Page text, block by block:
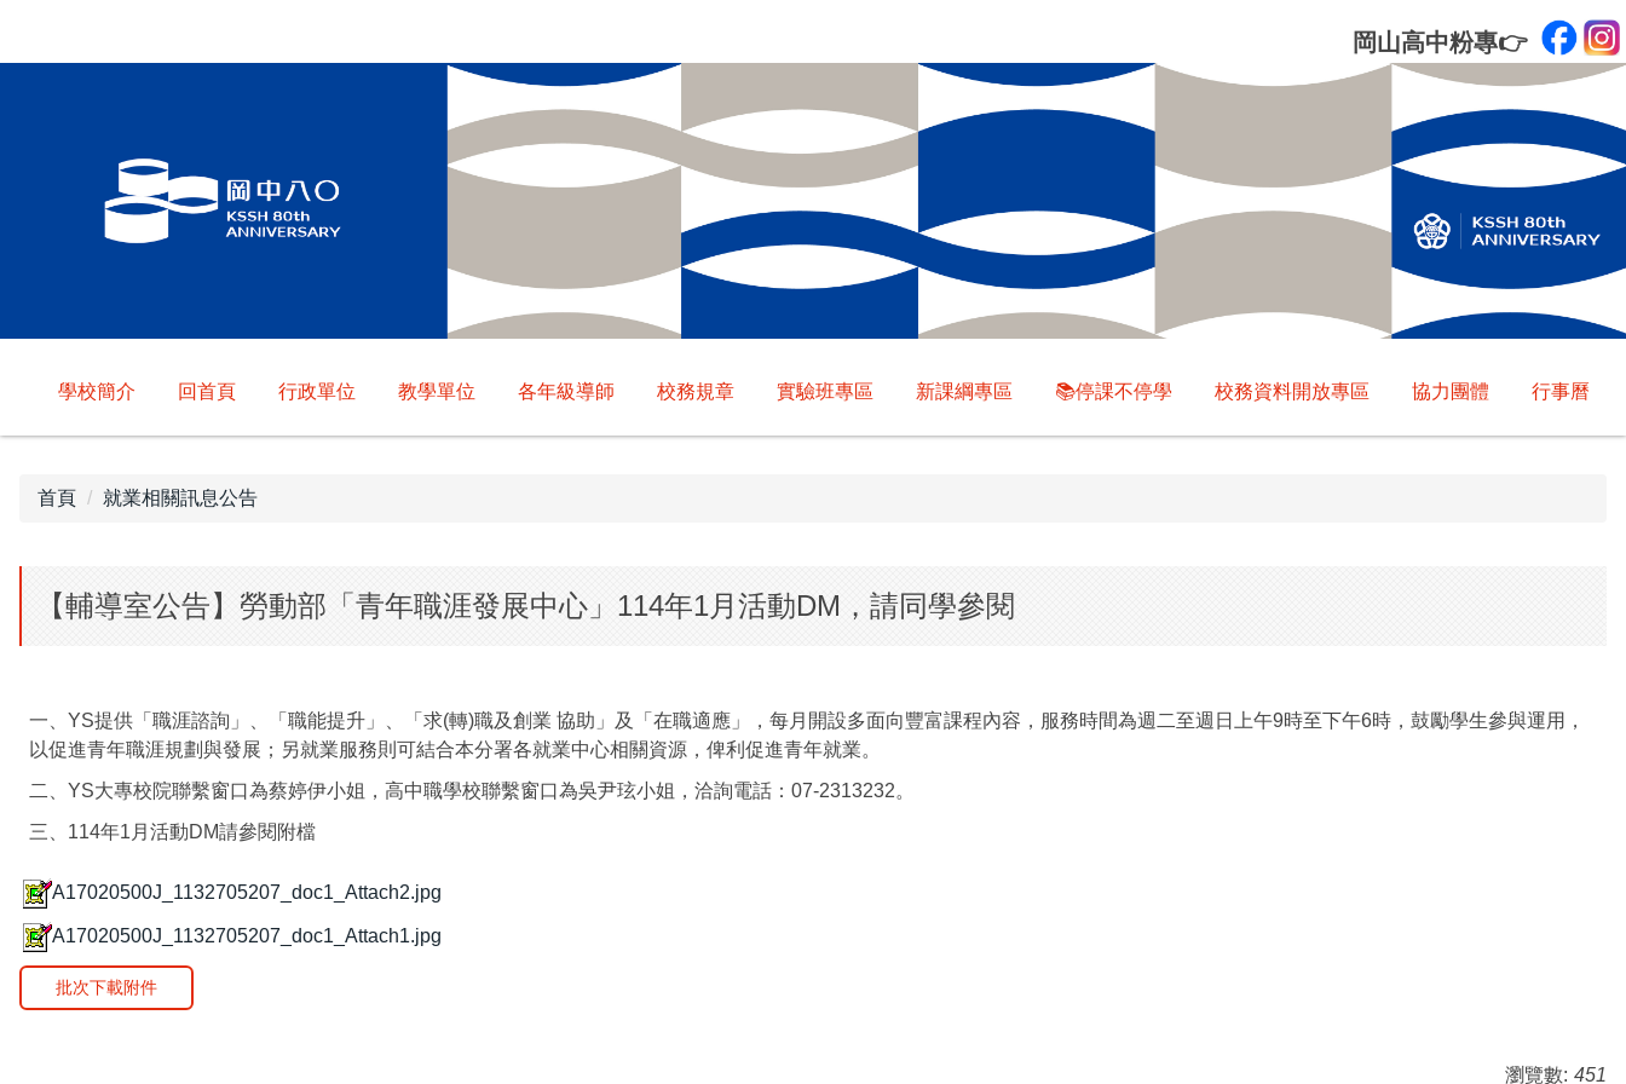
岡山高中粉專👉
學校簡介 回首頁 行政單位 教學單位 各年級導師 校務規章 實驗班專區 新課綱專區 📚停課不停學 校務資料開放專區 協力團體 行事曆
首頁 就業相關訊息公告
【輔導室公告】勞動部「青年職涯發展中心」114年1月活動DM，請同學參閱
一、YS提供「職涯諮詢」、「職能提升」、「求(轉)職及創業 協助」及「在職適應」，每月開設多面向豐富課程內容，服務時間為週二至週日上午9時至下午6時，鼓勵學生參與運用，
以促進青年職涯規劃與發展；另就業服務則可結合本分署各就業中心相關資源，俾利促進青年就業。
二、YS大專校院聯繫窗口為蔡婷伊小姐，高中職學校聯繫窗口為吳尹玹小姐，洽詢電話：07-2313232。
三、114年1月活動DM請參閱附檔
A17020500J_1132705207_doc1_Attach2.jpg
A17020500J_1132705207_doc1_Attach1.jpg
批次下載附件
瀏覽數: 451